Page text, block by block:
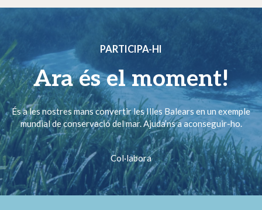
PARTICIPA-HI
Ara és el moment!
És a les nostres mans convertir les Illes Balears en un exemple
mundial de conservació del mar. Ajuda’ns a aconseguir-ho.
Col·labora